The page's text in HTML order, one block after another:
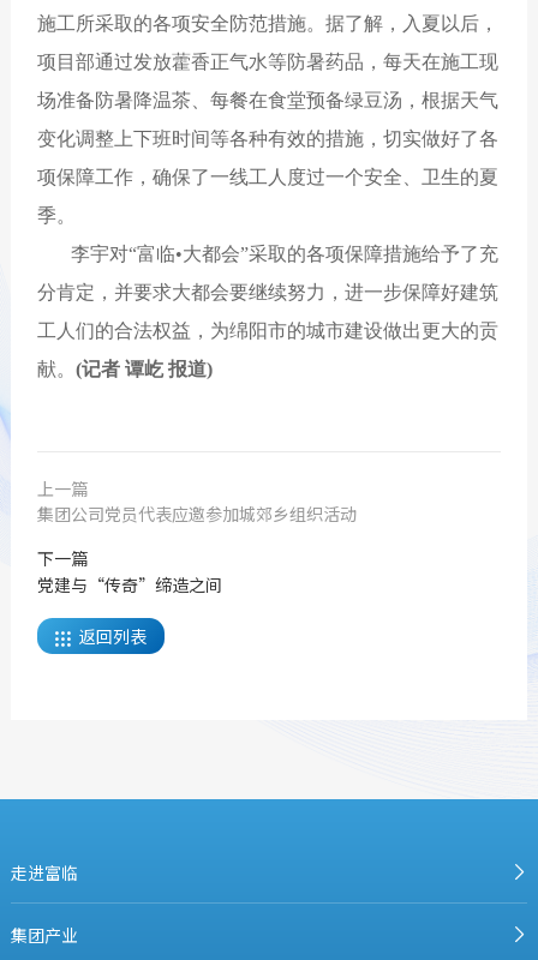
施工所采取的各项安全防范措施。据了解，入夏以后，
项目部通过发放藿香正气水等防暑药品，每天在施工现
场准备防暑降温茶、每餐在食堂预备绿豆汤，根据天气
变化调整上下班时间等各种有效的措施，切实做好了各
项保障工作，确保了一线工人度过一个安全、卫生的夏
季。
李宇对“富临•大都会”采取的各项保障措施给予了充
分肯定，并要求大都会要继续努力，进一步保障好建筑
工人们的合法权益，为绵阳市的城市建设做出更大的贡
献。(记者 谭屹 报道)
上一篇
集团公司党员代表应邀参加城郊乡组织活动
下一篇
党建与“传奇”缔造之间
 返回列表
走进富临
集团产业